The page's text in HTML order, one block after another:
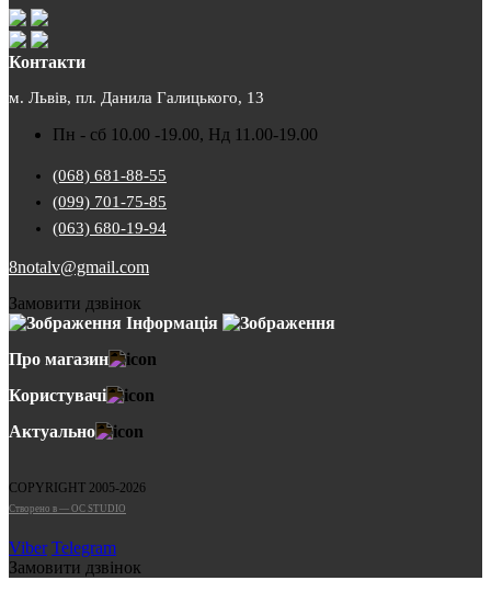
Контакти
м. Львів, пл. Данила Галицького, 13
Пн - сб 10.00 -19.00, Нд 11.00-19.00
(068) 681-88-55
(099) 701-75-85
(063) 680-19-94
8notalv@gmail.com
Замовити дзвінок
Інформація
Про магазин
Користувачі
Актуально
COPYRIGHT 2005-2026
Cтворено в — OC STUDIO
Viber Telegram
Замовити дзвінок